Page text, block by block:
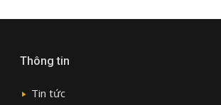
Thông tin
Tin tức